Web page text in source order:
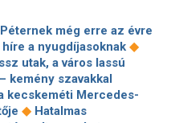
Lázár János
intézkedését törölte
◆ 10 milliárdos
kötött a
előtt a Kulturális és
Minisztérium ◆
még erre az évre
a nyugdíjasoknak ◆
utak, a város lassú
kemény szavakkal
kecskeméti Mercedes-
◆ Hatalmas